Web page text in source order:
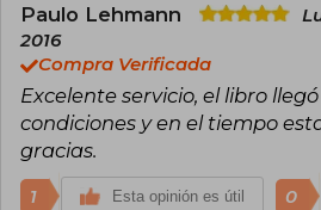
Paulo Lehmann
2016
Compra Verificada
Excelente servicio, el libro
condiciones y en el tiempo
gracias.
1 Esta opinión es útil 0